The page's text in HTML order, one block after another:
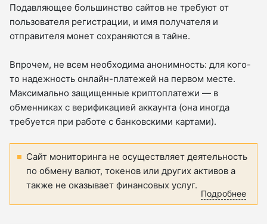
Подавляющее большинство сайтов не требуют от
пользователя регистрации, и имя получателя и
отправителя монет сохраняются в тайне.
Впрочем, не всем необходима анонимность: для кого-
то надежность онлайн-платежей на первом месте.
Максимально защищенные криптоплатежи — в
обменниках с верификацией аккаунта (она иногда
требуется при работе с банковскими картами).
Сайт мониторинга не осуществляет деятельность
по обмену валют, токенов или других активов а
также не оказывает финансовых услуг.
Подробнее